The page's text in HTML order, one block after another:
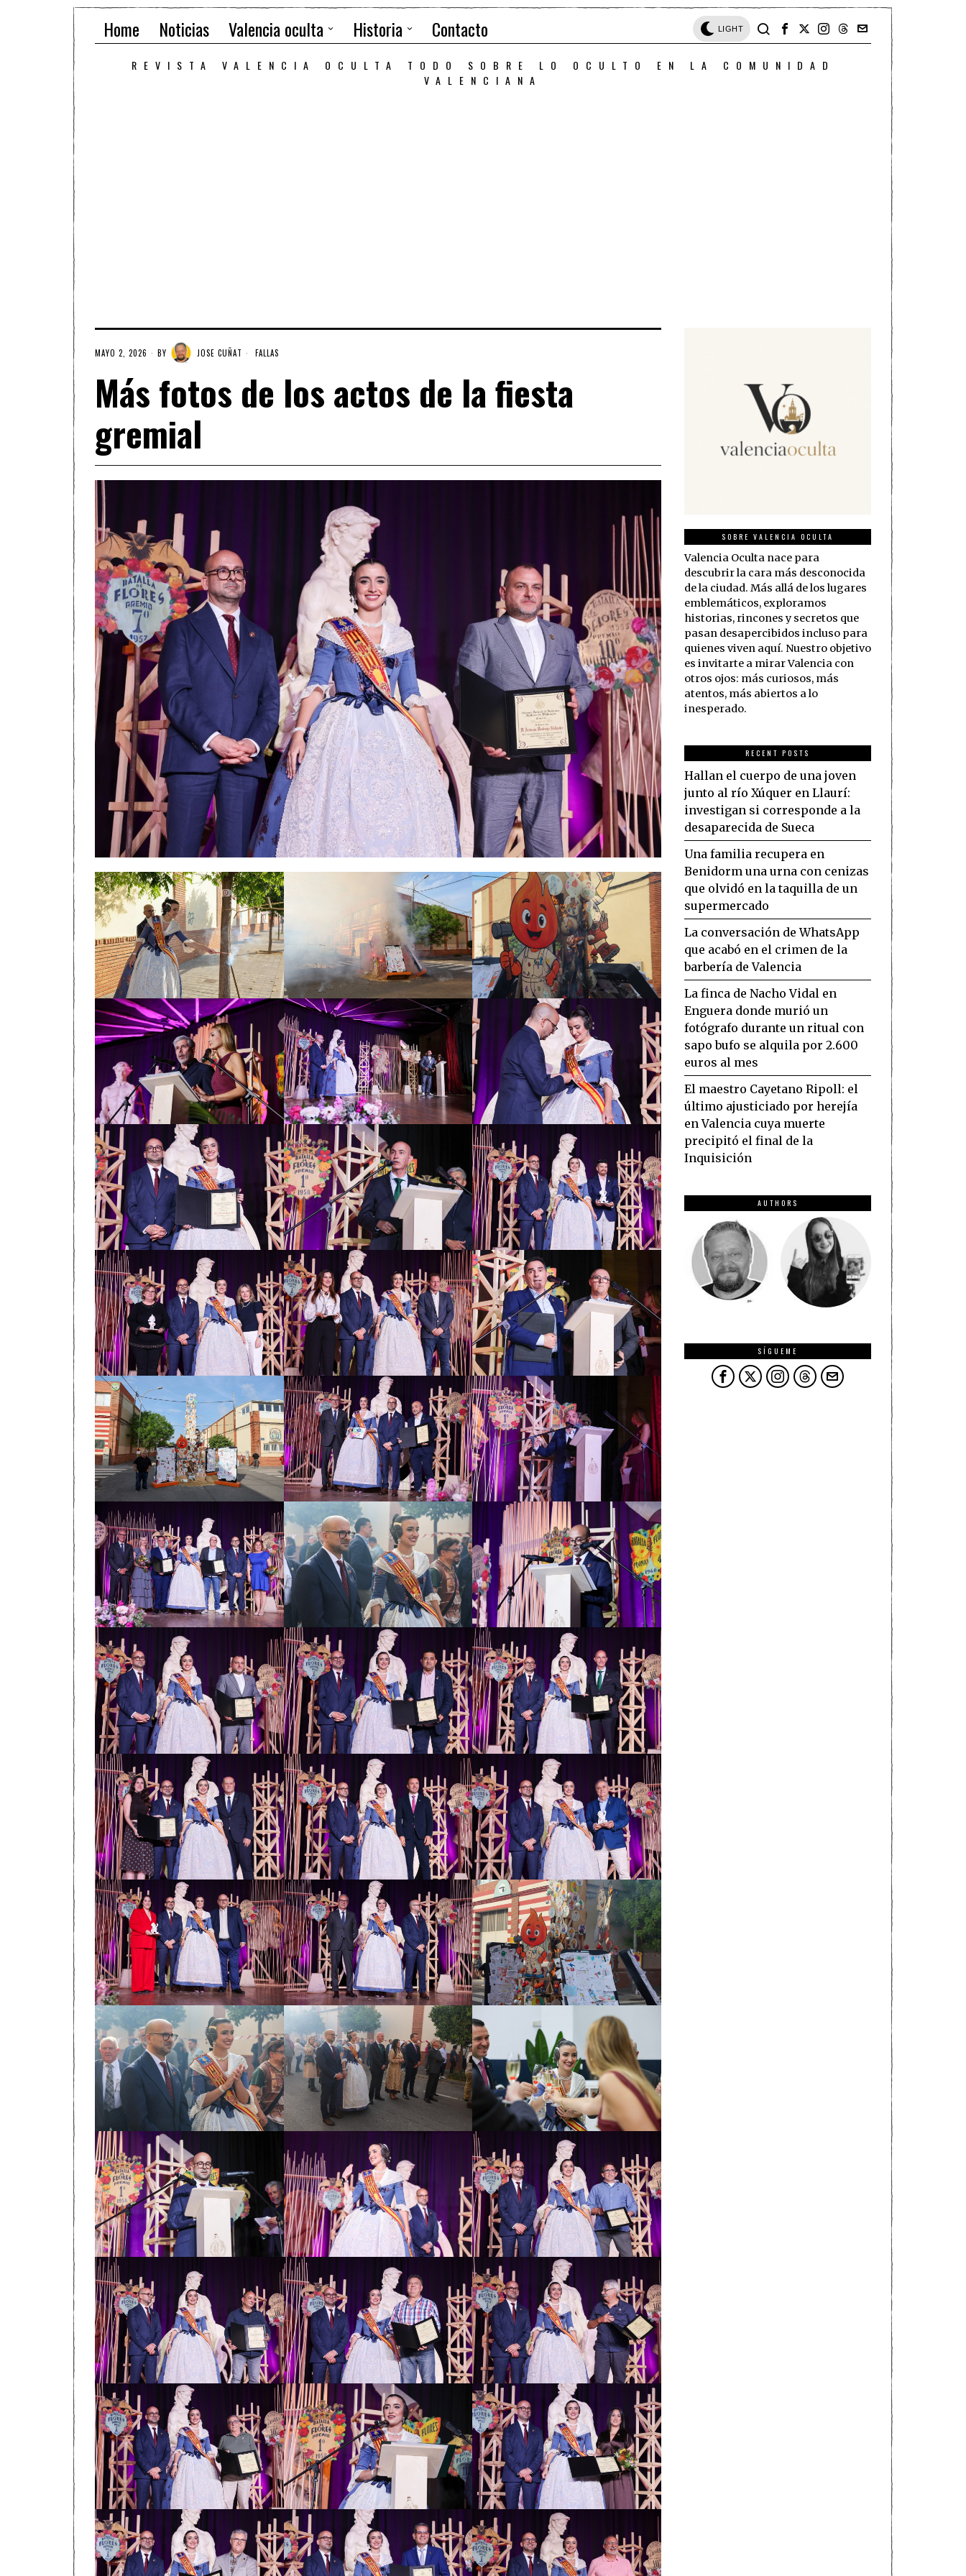
Home Noticias Valencia oculta Historia Contacto LIGHT
REVISTA VALENCIA OCULTA TODO SOBRE LO OCULTO EN LA COMUNIDAD
VALENCIANA
MAYO 2, 2026 BY JOSE CUÑAT FALLAS
Más fotos de los actos de la fiesta
gremial
SOBRE VALENCIA OCULTA
Valencia Oculta nace para
descubrir la cara más desconocida
de la ciudad. Más allá de los lugares
emblemáticos, exploramos
historias, rincones y secretos que
pasan desapercibidos incluso para
quienes viven aquí. Nuestro objetivo
es invitarte a mirar Valencia con
otros ojos: más curiosos, más
atentos, más abiertos a lo
inesperado.
RECENT POSTS
Hallan el cuerpo de una joven
junto al río Xúquer en Llaurí:
investigan si corresponde a la
desaparecida de Sueca
Una familia recupera en
Benidorm una urna con cenizas
que olvidó en la taquilla de un
supermercado
La conversación de WhatsApp
que acabó en el crimen de la
barbería de Valencia
La finca de Nacho Vidal en
Enguera donde murió un
fotógrafo durante un ritual con
sapo bufo se alquila por 2.600
euros al mes
El maestro Cayetano Ripoll: el
último ajusticiado por herejía
en Valencia cuya muerte
precipitó el final de la
Inquisición
AUTHORS
SÍGUEME